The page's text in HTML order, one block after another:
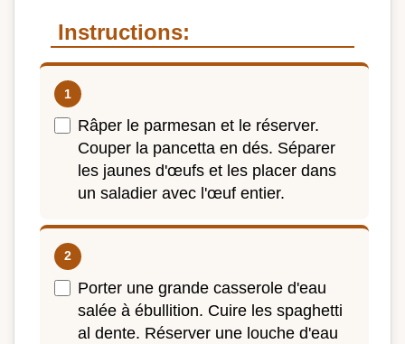
Instructions:
Râper le parmesan et le réserver.
Couper la pancetta en dés. Séparer
les jaunes d'œufs et les placer dans
un saladier avec l'œuf entier.
Porter une grande casserole d'eau
salée à ébullition. Cuire les spaghetti
al dente. Réserver une louche d'eau